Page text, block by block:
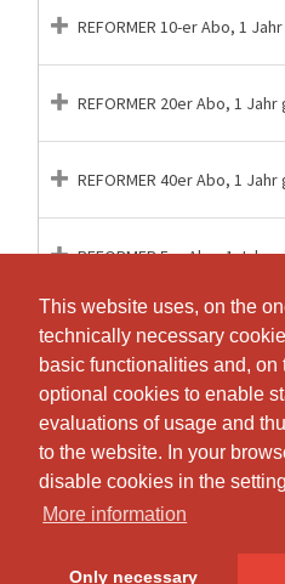
This website uses, on the
technically necessary
basic functionalities and, on
optional cookies to enable
evaluations of usage and
to the website. In your
disable cookies in the
More information
Only necessary
This website uses, on the
technically necessary
basic functionalities and, on
optional cookies to enable
evaluations of usage and
to the website. In your
disable cookies in the
More information
Only necessary
REFORMER 10-er Abo, 1
REFORMER 20er Abo, 1
REFORMER 40er Abo, 1
REFORMER 5er Abo, 1 Jahr
REFORMER 80er Abo, 1
REFORMER Drop In, 1
REFORMER Probe Abo, 3 für
Monate gültig